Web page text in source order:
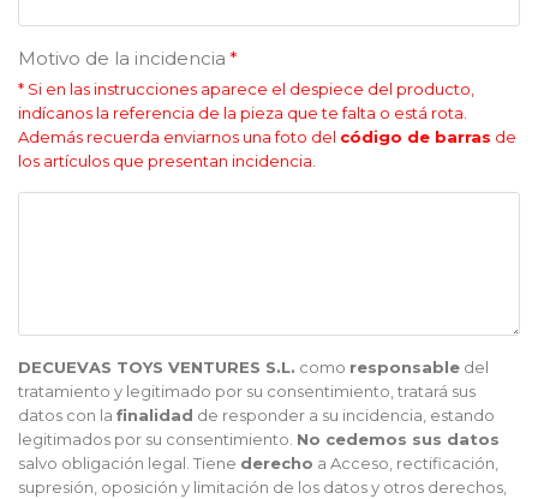
Motivo de la incidencia
* Si en las instrucciones aparece el despiece del producto,
indícanos la referencia de la pieza que te falta o está rota.
Además recuerda enviarnos una foto del código de barras de
los artículos que presentan incidencia.
DECUEVAS TOYS VENTURES S.L. como responsable del
tratamiento y legitimado por su consentimiento, tratará sus
datos con la finalidad de responder a su incidencia, estando
legitimados por su consentimiento. No cedemos sus datos
salvo obligación legal. Tiene derecho a Acceso, rectificación,
supresión, oposición y limitación de los datos y otros derechos,